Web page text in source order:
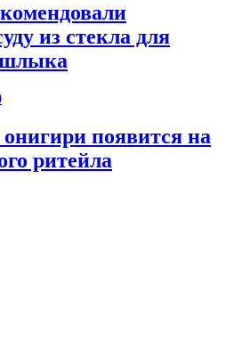
из стекла для
появится на
ритейла